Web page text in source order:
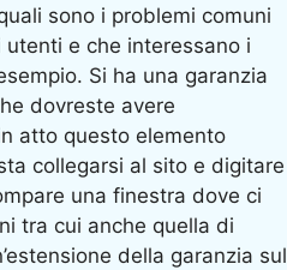
sono i problemi comuni
e che interessano i
Si ha una garanzia
dovreste avere
atto questo elemento
collegarsi al sito e digitare
una finestra dove ci
tra cui anche quella di
della garanzia sul